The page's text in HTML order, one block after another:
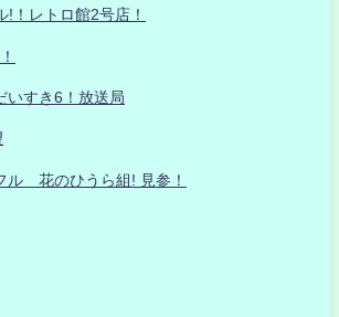
!！レトロ館2号店！
いすき6！放送局
ル 花のひうら組! 見参！